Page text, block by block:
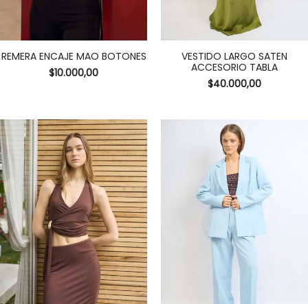
REMERA ENCAJE MAO BOTONES
$10.000,00
VESTIDO LARGO SATEN
ACCESORIO TABLA
$40.000,00